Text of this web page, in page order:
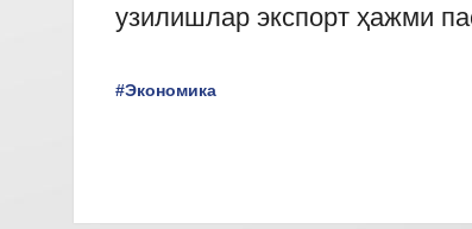
узилишлар экспорт ҳажми
#Экономика